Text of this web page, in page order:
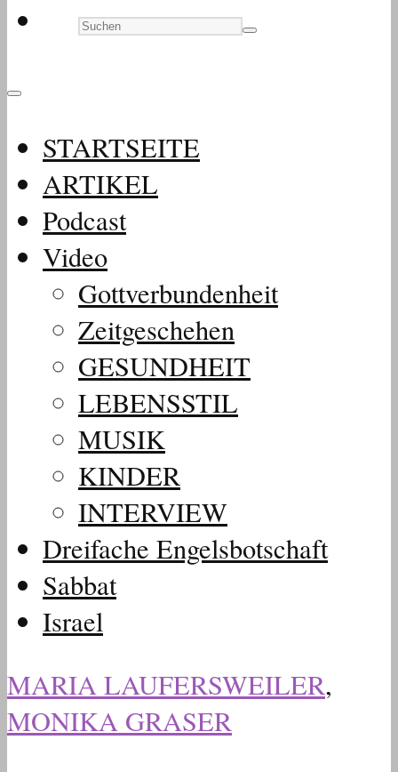
STARTSEITE
ARTIKEL
Podcast
Video
Gottverbundenheit
Zeitgeschehen
GESUNDHEIT
LEBENSSTIL
MUSIK
KINDER
INTERVIEW
Dreifache Engelsbotschaft
Sabbat
Israel
MARIA LAUFERSWEILER,
MONIKA GRASER